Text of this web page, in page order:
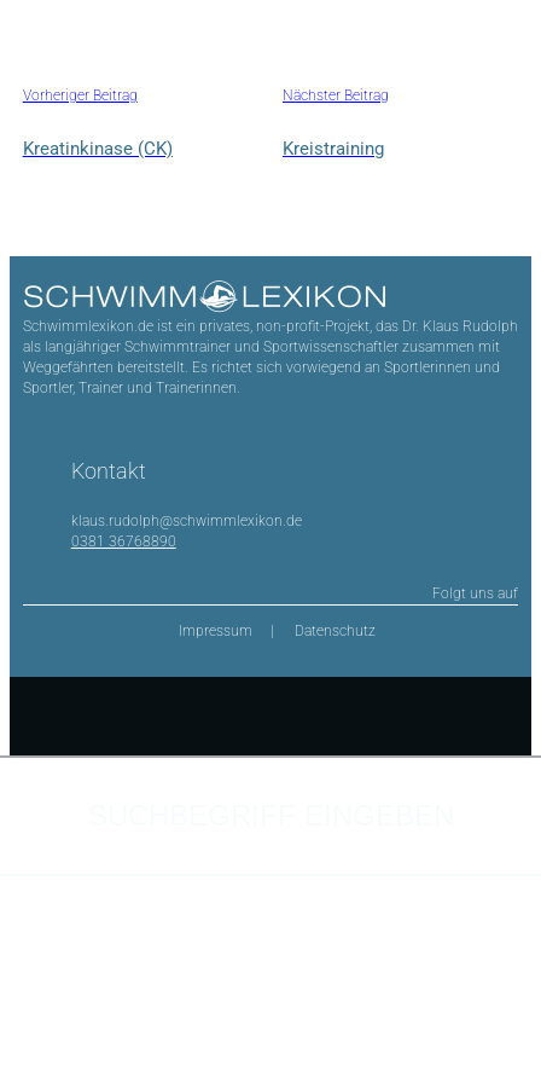
Vorheriger Beitrag
Kreatinkinase (CK)
Nächster Beitrag
Kreistraining
Schwimmlexikon.de ist ein privates, non-profit-Projekt, das Dr. Klaus Rudolph
als langjähriger Schwimmtrainer und Sportwissenschaftler zusammen mit
Weggefährten bereitstellt. Es richtet sich vorwiegend an Sportlerinnen und
Sportler, Trainer und Trainerinnen.
Kontakt
klaus.rudolph@schwimmlexikon.de
0381 36768890
Folgt uns auf
Impressum Datenschutz